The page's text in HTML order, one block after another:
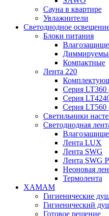
Сауна в квартире
Увлажнители
Светодиодное
Блоки питания
Компактные
Лента 220
Серия LT360
Серия
Серия LT560
Светильники
Светодиодная
Лента LUX
Лента SWG
Лента SWG
Неоновая
Термолента
ХАМАМ
Гигиенические
Гигиенический
Готовое решение